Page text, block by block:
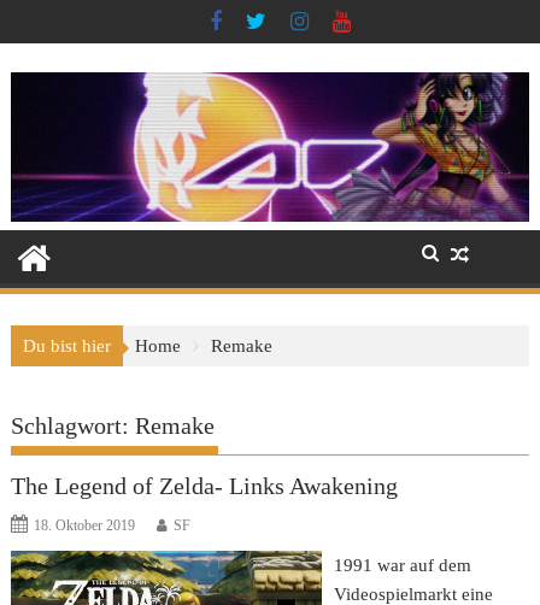
to
content
Du bist hier Home Remake
Schlagwort:Remake
The Legend of Zelda- Links Awakening
18. Oktober 2019 SF
1991 war auf dem
Videospielmarkt eine